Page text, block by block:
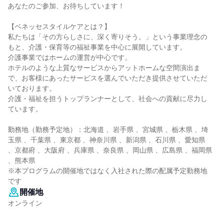
あなたのご参加、お待ちしています！
【ベネッセスタイルケアとは？】
私たちは「その方らしさに、深く寄りそう。」という事業理念の
もと、介護・保育等の福祉事業を中心に展開しています。
介護事業ではホームの運営が中心です。
ホテルのような上質なサービスからアットホームな空間演出ま
で、お客様にあったサービスを選んでいただき提供させていただ
いております。
介護・福祉を担うトップランナーとして、社会への貢献に尽力し
ています。
勤務地（勤務予定地）：北海道 、岩手県 、宮城県 、栃木県 、埼
玉県 、千葉県 、東京都 、神奈川県 、新潟県 、石川県 、愛知県
、京都府 、大阪府 、兵庫県 、奈良県 、岡山県 、広島県 、福岡県
、熊本県
※本プログラムの開催地ではなく入社された際の配属予定勤務地
です
開催地
オンライン